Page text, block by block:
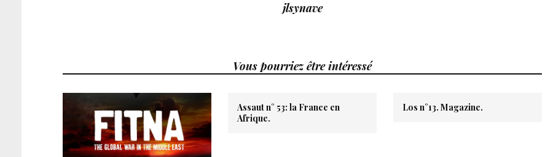
jlsynave
Vous pourriez être intéressé
Assaut n° 53: la France en
Afrique.
Los n°13. Magazine.